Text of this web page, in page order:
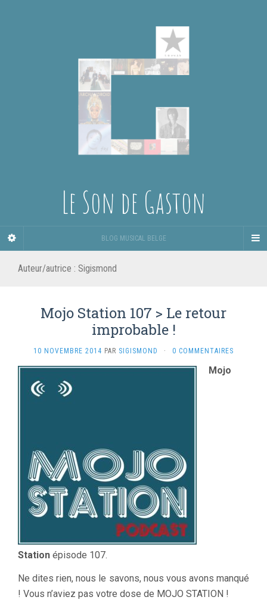
Le Son de Gaston
BLOG MUSICAL BELGE
Auteur/autrice : Sigismond
Mojo Station 107 > Le retour
improbable !
10 NOVEMBRE 2014 PAR SIGISMOND · 0 COMMENTAIRES
Mojo
Station épisode 107.
Ne dites rien, nous le savons, nous vous avons manqué
! Vous n’aviez pas votre dose de MOJO STATION !